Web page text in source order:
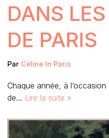
DANS
DE PARIS
Par Céline In Paris
Chaque année, à
de… Lire la suite »